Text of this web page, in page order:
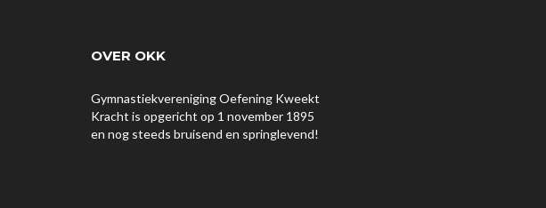
OVER OKK
Gymnastiekvereniging Oefening Kweekt
Kracht is opgericht op 1 november 1895
en nog steeds bruisend en springlevend!